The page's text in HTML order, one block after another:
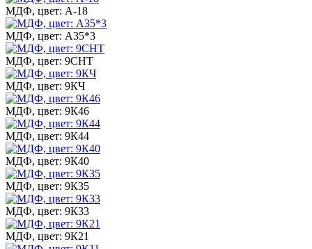
МДФ, цвет: А-18
МДФ, цвет: А35*3
МДФ, цвет: 9СНТ
МДФ, цвет: 9КЧ
МДФ, цвет: 9К46
МДФ, цвет: 9К44
МДФ, цвет: 9К40
МДФ, цвет: 9К35
МДФ, цвет: 9К33
МДФ, цвет: 9К21